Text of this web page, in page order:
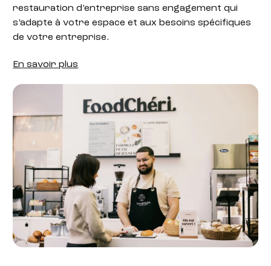
restauration d’entreprise sans engagement qui
s’adapte à votre espace et aux besoins spécifiques
de votre entreprise.
En savoir plus